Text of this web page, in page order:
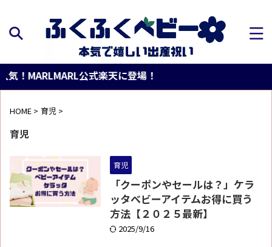
MARLMARL公式楽天に登場！
HOME > 育児 >
育児
育児
「クーポンやセールは？」ケラ
ッタベビーアイテムお得に買う
方法【２０２５最新】
2025/9/16